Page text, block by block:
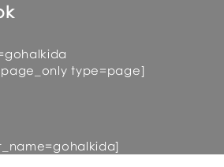
type=page]